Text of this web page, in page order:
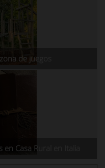
de juegos
Casa Rural en Italia